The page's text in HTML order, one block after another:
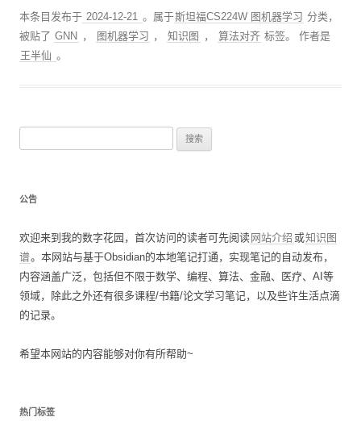
本条目发布于 2024-12-21 。属于斯坦福CS224W 图机器学习 分类，
被贴了 GNN ， 图机器学习 ， 知识图 ， 算法对齐 标签。作者是
王半仙 。
公告
欢迎来到我的数字花园，首次访问的读者可先阅读 网站介绍 或知识图
谱。本网站与基于Obsidian的本地笔记打通，实现笔记的自动发布，
内容涵盖广泛，包括但不限于数学、编程、算法、金融、医疗、AI等
领域，除此之外还有很多课程/书籍/论文学习笔记，以及些许生活点滴
的记录。
希望本网站的内容能够对你有所帮助~
热门标签